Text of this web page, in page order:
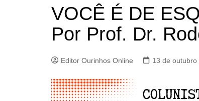
Bruno Yashinishi
VOCÊ É DE
Por Prof. Dr.
Editor Ourinhos Online 13 de outubro